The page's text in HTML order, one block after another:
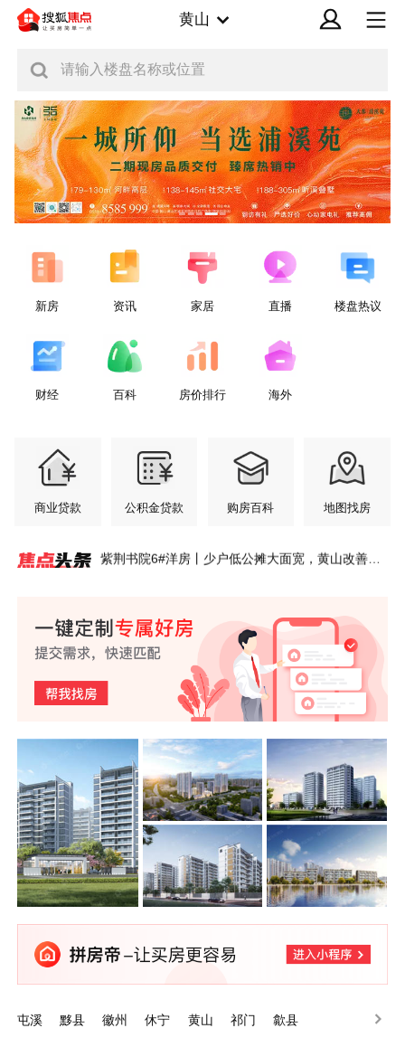
黄山
请输入楼盘名称或位置
新房 资讯 家居 直播 楼盘热议
财经 百科 房价排行 海外
商业贷款 公积金贷款 购房百科 地图找房
业硬底气
玉屏·央璟 | 把家安在风景里
屯溪 黟县 徽州 休宁 黄山 祁门 歙县